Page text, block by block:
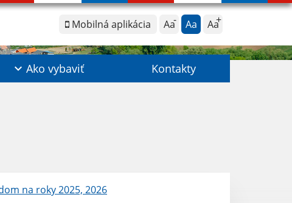
Mobilná aplikácia Aa Aa Aa
Ako vybaviť Kontakty
na roky 2025, 2026